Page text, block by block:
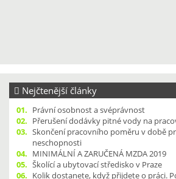
Nejčtenější články
01. Právní osobnost a svéprávnost
02. Přerušení dodávky pitné vody na
03. Skončení pracovního poměru v době
neschopnosti
04. MINIMÁLNÍ A ZARUČENÁ MZDA 2019
05. Školící a ubytovací středisko v Praze
06. Kolik dostanete, když přijdete o práci.